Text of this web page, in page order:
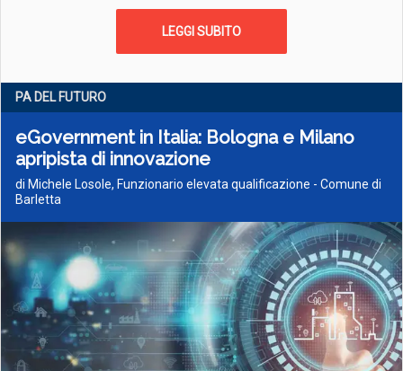
LEGGI SUBITO
PA DEL FUTURO
eGovernment in Italia: Bologna e Milano
apripista di innovazione
di Michele Losole, Funzionario elevata qualificazione - Comune di
Barletta